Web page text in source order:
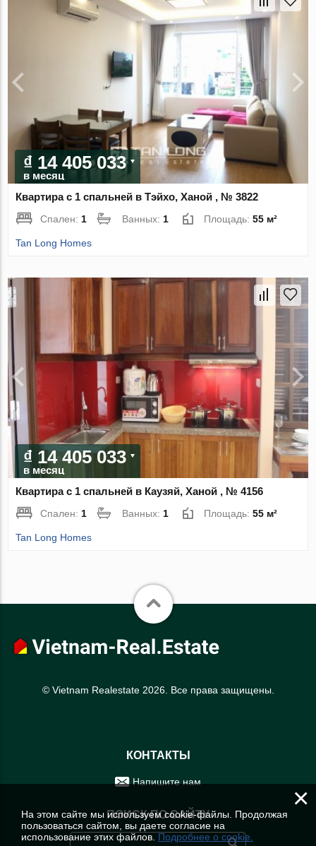
₫ 14 405 033
в месяц
Квартира с 1 спальней в Тэйхо, Ханой , № 3822
Спален: 1 Ванных: 1 Площадь:55 м²
Tan Long Homes
₫ 14 405 033
в месяц
Квартира с 1 спальней в Каузяй, Ханой , № 4156
Спален: 1 Ванных: 1 Площадь:55 м²
Tan Long Homes
© Vietnam Realestate 2026. Все права защищены.
КОНТАКТЫ
Напишите нам
ПОИСК ПО САЙТУ
×
На этом сайте мы используем cookie-файлы. Продолжая
пользоваться сайтом, вы даете согласие на
использование этих файлов. Подробнее о cookie.